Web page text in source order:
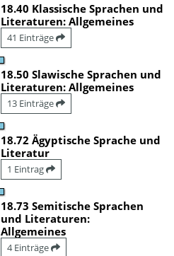
18.40 Klassische Sprachen und
Literaturen: Allgemeines
41 Einträge
18.50 Slawische Sprachen und
Literaturen: Allgemeines
13 Einträge
18.72 Ägyptische Sprache und
Literatur
1 Eintrag
18.73 Semitische Sprachen
und Literaturen:
Allgemeines
4 Einträge